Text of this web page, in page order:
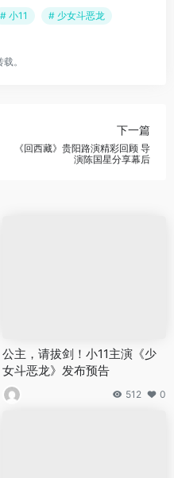
# 小11 # 少女斗恶龙
。
下一篇
《回西藏》贵阳路演精彩回顾 导
演陈国星分享幕后
公主，请拔剑！小11主演《少
女斗恶龙》发布预告
512 0